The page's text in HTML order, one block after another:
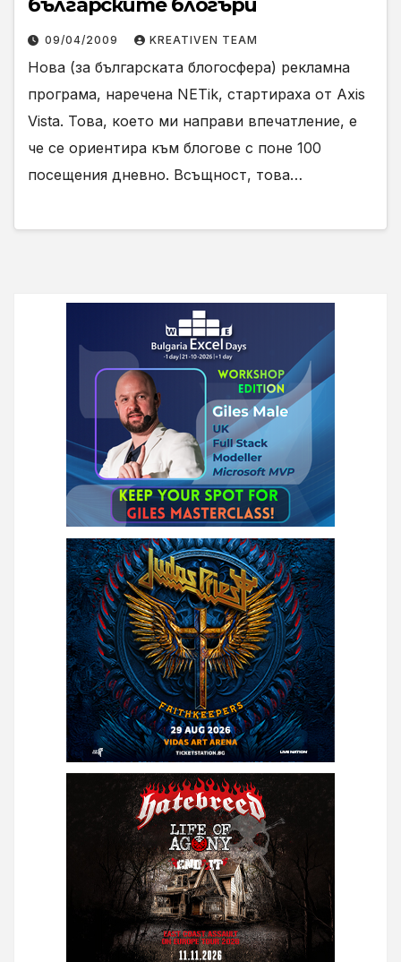
българските блогъри
09/04/2009 KREATIVEN TEAM
Нова (за българската блогосфера) рекламна
програма, наречена NETik, стартираха от Axis
Vista. Това, което ми направи впечатление, е
че се ориентира към блогове с поне 100
посещения дневно. Всъщност, това…